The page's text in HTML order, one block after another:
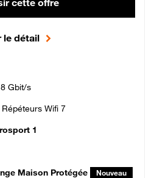
cette offre
le détail
Gbit/s
Wifi 7
1
Maison Protégée Nouveau